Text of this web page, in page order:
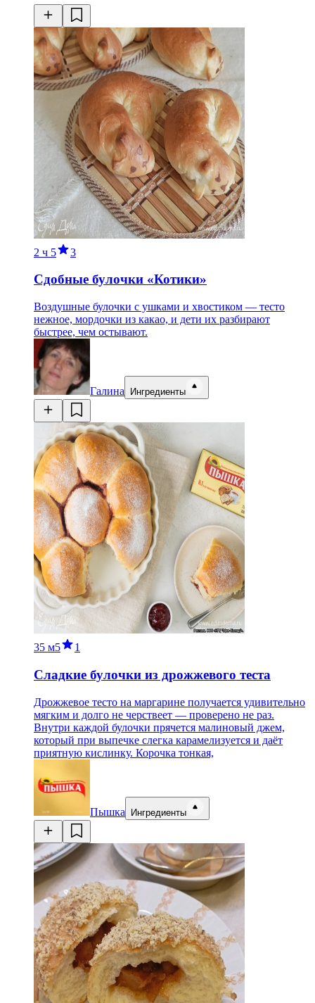
2 ч 5 3
Сдобные булочки «Котики»
Воздушные булочки с ушками и хвостиком — тесто
нежное, мордочки из какао, и дети их разбирают
быстрее, чем остывают.
Галина Ингредиенты
35 м5 1
Сладкие булочки из дрожжевого теста
Дрожжевое тесто на маргарине получается удивительно
мягким и долго не черствеет — проверено не раз.
Внутри каждой булочки прячется малиновый джем,
который при выпечке слегка карамелизуется и даёт
приятную кислинку. Корочка тонкая,
Пышка Ингредиенты